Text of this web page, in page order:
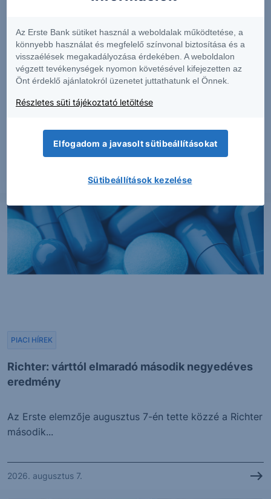
Erős lett a MOL második negyedéve
PIACI HÍREK
Richter: várttól elmaradó második negyedéves
eredmény
PIACI HÍREK
Az Erste elemzője augusztus 7-én tette közzé a Richter
második...
2026. augusztus 7.
Az Erste Bank sütiket használ a weboldalak működtetése, a
könnyebb használat és megfelelő színvonal biztosítása és a
visszaélések megakadályozása érdekében. A weboldalon
végzett tevékenységek nyomon követésével kifejezetten az
Önt érdeklő ajánlatokról üzenetet juttathatunk el Önnek.
Részletes süti tájékoztató letöltése
Elfogadom a javasolt sütibeállításokat
Sütibeállítások kezelése